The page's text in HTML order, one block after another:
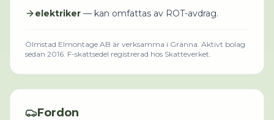
elektriker — kan omfattas av ROT-avdrag.
Ölmstad Elmontage AB är verksamma i Gränna. Aktivt bolag
sedan 2016. F-skattsedel registrerad hos Skatteverket.
Fordon